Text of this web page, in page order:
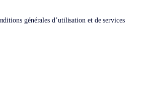
générales d’utilisation et de services